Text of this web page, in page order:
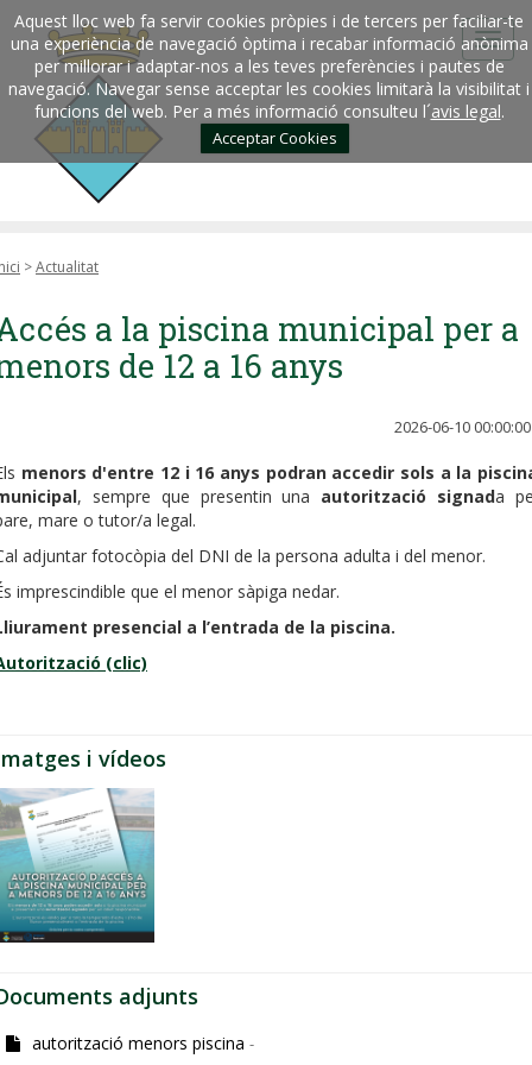
Aquest lloc web fa servir cookies pròpies i de tercers per faciliar-te
una experiència de navegació òptima i recabar informació anònima
per millorar i adaptar-nos a les teves preferències i pautes de
navegació. Navegar sense acceptar les cookies limitarà la visibilitat i
funcions del web. Per a més informació consulteu l´avis legal.
Acceptar Cookies
>Actualitat
a la piscina municipal per a
de 12 a 16 anys
2026-06-10 00:00:00
menors d'entre 12 i 16 anys podran accedir sols a la
, sempre que presentin una autorització signada
mare o tutor/a legal.
adjuntar fotocòpia del DNI de la persona adulta i del menor.
imprescindible que el menor sàpiga nedar.
presencial a l’entrada de la piscina.
(clic)
i vídeos
adjunts
autorització menors piscina -